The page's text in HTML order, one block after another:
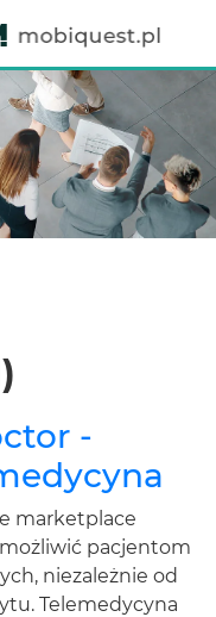
-
marketplace
pacjentom
niezależnie od
Telemedycyna